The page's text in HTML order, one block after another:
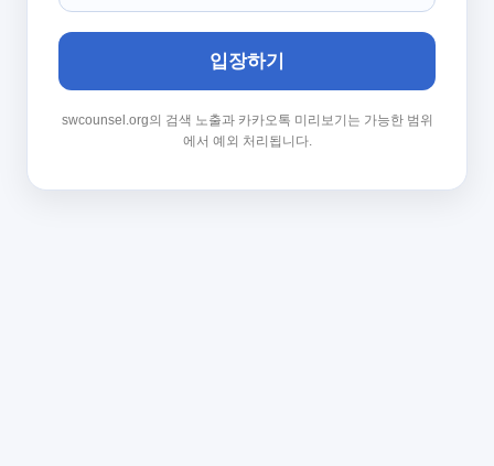
입장하기
swcounsel.org의 검색 노출과 카카오톡 미리보기는 가능한 범위
에서 예외 처리됩니다.